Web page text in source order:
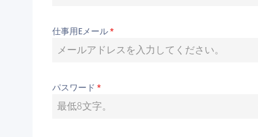
仕事用Eメール*
パスワード *